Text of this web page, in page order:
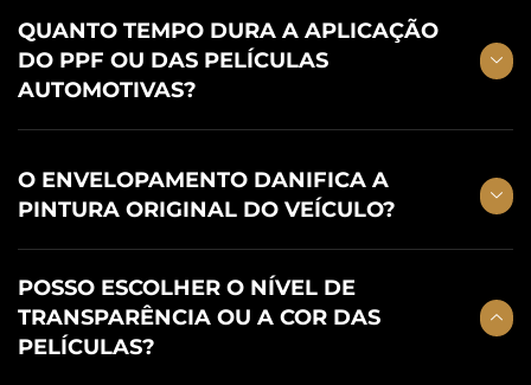
QUANTO TEMPO DURA A APLICAÇÃO
DO PPF OU DAS PELÍCULAS
AUTOMOTIVAS?
O ENVELOPAMENTO DANIFICA A
PINTURA ORIGINAL DO VEÍCULO?
POSSO ESCOLHER O NÍVEL DE
TRANSPARÊNCIA OU A COR DAS
PELÍCULAS?